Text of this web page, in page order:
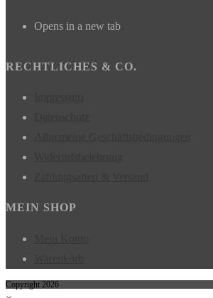
Opens in a new tab
RECHTLICHES & CO.
MEIN SHOP
Copyright 2026